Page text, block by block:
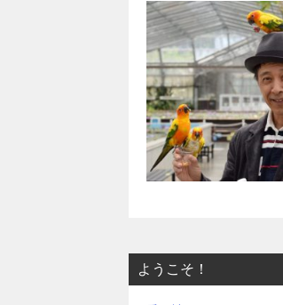
ようこそ！